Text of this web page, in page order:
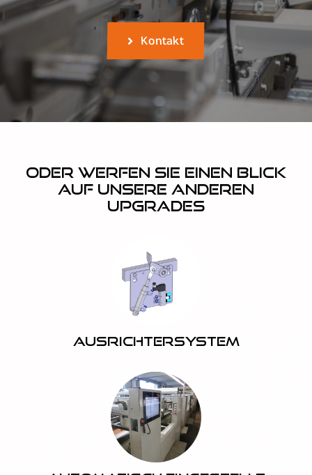
Kontakt
Oder werfen Sie einen Blick
auf unsere anderen
Upgrades
Ausrichtersystem